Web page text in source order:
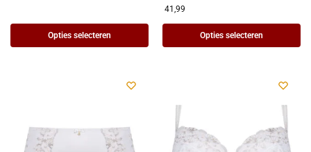
Opties selecteren
41,99
Opties selecteren